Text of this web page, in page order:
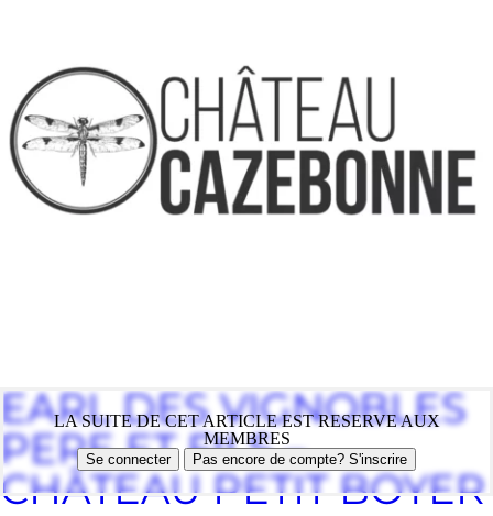
LA SUITE DE CET ARTICLE EST RESERVE AUX
MEMBRES
Se connecter Pas encore de compte? S'inscrire
EARL DES VIGNOBLES
PERE ET FILS –
CHÂTEAU PETIT BOYER